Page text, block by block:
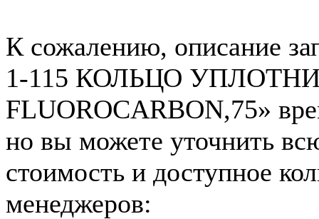
К сожалению, описание
1-115 КОЛЬЦО
FLUOROCARBON,75»
но вы можете уточнить
стоимость и доступное
менеджеров: